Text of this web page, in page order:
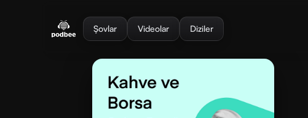
Şovlar Videolar Diziler